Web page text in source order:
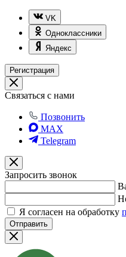
VK
Одноклассники
Яндекс
Регистрация
Связаться с нами
Позвонить
MAX
Telegram
Запросить звонок
Я согласен на обработку
Отправить